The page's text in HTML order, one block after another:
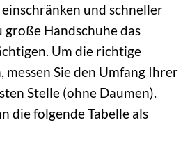
und schneller
Handschuhe das
Um die richtige
Sie den Umfang Ihrer
Stelle (ohne Daumen).
die folgende Tabelle als